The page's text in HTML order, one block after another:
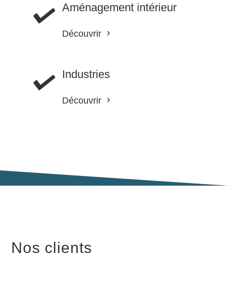
Aménagement intérieur
Découvrir
Industries
Découvrir
Nos clients